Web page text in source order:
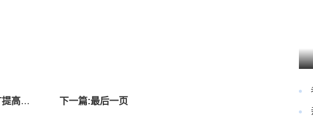
上一篇:出海周报 | 华凯易佰借助ChatGPT提高多个业务环节的运营效率；SHEIN否认秘密申请在美上市…… 下一篇:最后一页